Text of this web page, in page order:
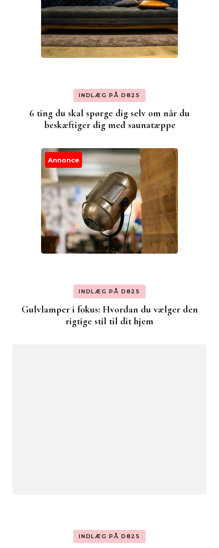
INDLÆG PÅ D825
6 ting du skal spørge dig selv om når du
beskæftiger dig med saunatæppe
Annonce
INDLÆG PÅ D825
Gulvlamper i fokus: Hvordan du vælger den
rigtige stil til dit hjem
INDLÆG PÅ D825